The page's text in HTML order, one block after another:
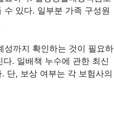
있다. 일부분 가족 구성원
성까지 확인하는 것이 필요하
. 일배책 누수에 관한 최신
단, 보상 여부는 각 보험사의